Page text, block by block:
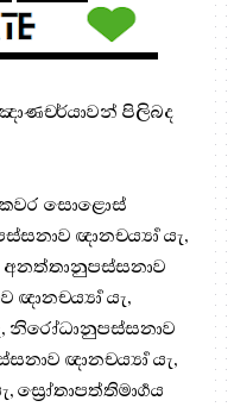
පිලිබද
කවර සොළොස්
ඥානචර්‍ය්‍යා යැ,
අනත්තානුපස්සනාව
ඥානචර්‍ය්‍යා යැ,
නිරෝධානුපස්සනාව
ඥානචර්‍ය්‍යා යැ,
ස්‍රෝතාපත්තිමාර්‍ගය